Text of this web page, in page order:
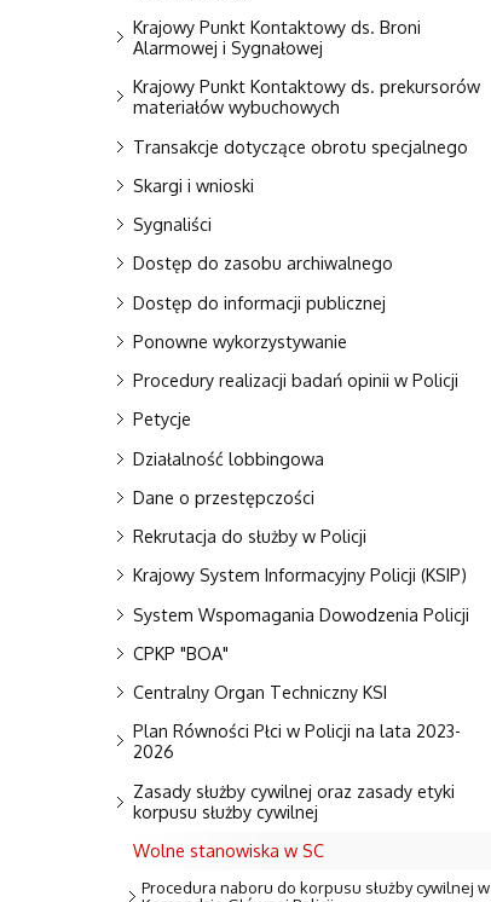
Krajowy Punkt Kontaktowy ds. Broni
Alarmowej i Sygnałowej
Krajowy Punkt Kontaktowy ds. prekursorów
materiałów wybuchowych
Transakcje dotyczące obrotu specjalnego
Skargi i wnioski
Sygnaliści
Dostęp do zasobu archiwalnego
Dostęp do informacji publicznej
Ponowne wykorzystywanie
Procedury realizacji badań opinii w Policji
Petycje
Działalność lobbingowa
Dane o przestępczości
Rekrutacja do służby w Policji
Krajowy System Informacyjny Policji (KSIP)
System Wspomagania Dowodzenia Policji
CPKP "BOA"
Centralny Organ Techniczny KSI
Plan Równości Płci w Policji na lata 2023-
2026
Zasady służby cywilnej oraz zasady etyki
korpusu służby cywilnej
Wolne stanowiska w SC
Procedura naboru do korpusu służby cywilnej w